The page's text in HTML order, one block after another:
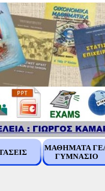
ΜΑΘΗΜΑΤΑ
ΓΥΜΝΑΣΙΟ